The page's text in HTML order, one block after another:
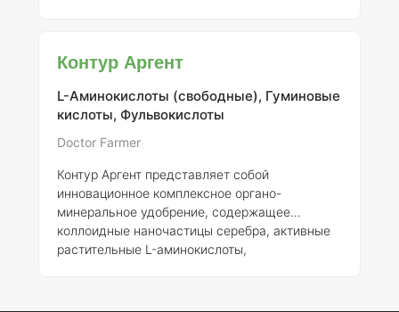
Гуминовые кислоты, содержащиеся в
активности природных регуляторов роста
растений, таких как ауксины, цитокинины и
гиббереллины. Это, в свою очередь,
мембран, что приводит к пов
Контур Аргент
L-Аминокислоты (свободные), Гуминовые
кислоты, Фульвокислоты
Doctor Farmer
Контур Аргент представляет собой
инновационное комплексное органо-
минеральное удобрение, содержащее
коллоидные наночастицы серебра, активные
растительные L-аминокислоты,